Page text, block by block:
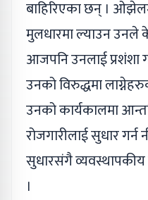
बाहिरिएका छन् ।
मुलधारमा ल्याउन उनले
आजपनि उनलाई प्रशंशा
उनको विरुद्धमा
उनको कार्यकालमा
रोजगारीलाई सुधार
सुधारसंगै
।